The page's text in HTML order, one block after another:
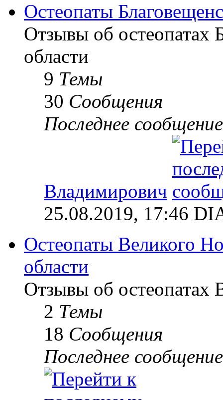
Остеопаты
Отзывы об остеопатах
области
9 Темы
30 Сообщения
Последнее сообщение
Владимирович
25.08.2019, 17:46
Остеопаты Великого
области
Отзывы об остеопатах
2 Темы
18 Сообщения
Последнее сообщение